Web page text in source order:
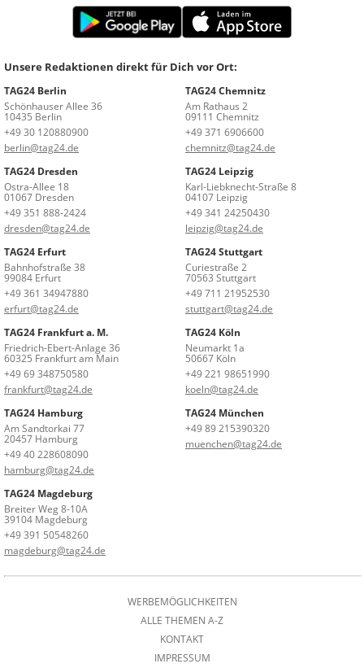
Unsere Redaktionen direkt für Dich vor Ort:
TAG24 Berlin
Schönhauser Allee 36
10435 Berlin
+49 30 120880900
berlin@tag24.de
TAG24 Chemnitz
Am Rathaus 2
09111 Chemnitz
+49 371 6906600
chemnitz@tag24.de
TAG24 Dresden
Ostra-Allee 18
01067 Dresden
+49 351 888-2424
dresden@tag24.de
TAG24 Leipzig
Karl-Liebknecht-Straße 8
04107 Leipzig
+49 341 24250430
leipzig@tag24.de
TAG24 Erfurt
Bahnhofstraße 38
99084 Erfurt
+49 361 34947880
erfurt@tag24.de
TAG24 Stuttgart
Curiestraße 2
70563 Stuttgart
+49 711 21952530
stuttgart@tag24.de
TAG24 Frankfurt a. M.
Friedrich-Ebert-Anlage 36
60325 Frankfurt am Main
+49 69 348750580
frankfurt@tag24.de
TAG24 Köln
Neumarkt 1a
50667 Köln
+49 221 98651990
koeln@tag24.de
TAG24 Hamburg
Am Sandtorkai 77
20457 Hamburg
+49 40 228608090
hamburg@tag24.de
TAG24 München
+49 89 215390320
muenchen@tag24.de
TAG24 Magdeburg
Breiter Weg 8-10A
39104 Magdeburg
+49 391 50548260
magdeburg@tag24.de
WERBEMÖGLICHKEITEN
ALLE THEMEN A-Z
KONTAKT
IMPRESSUM